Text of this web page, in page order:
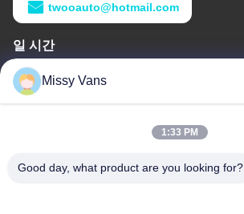
twooauto@hotmail.com
일 시간
9:00-18:30
우리 주소
구,?? 진, 중국
Missy Vans
1:33 PM
Good day, what product are you looking for?